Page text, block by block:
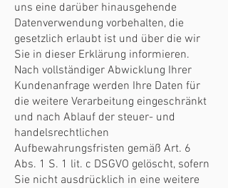
uns eine darüber hinausgehende
Datenverwendung vorbehalten, die
gesetzlich erlaubt ist und über die wir
Sie in dieser Erklärung informieren.
Nach vollständiger Abwicklung Ihrer
Kundenanfrage werden Ihre Daten für
die weitere Verarbeitung eingeschränkt
und nach Ablauf der steuer- und
handelsrechtlichen
Aufbewahrungsfristen gemäß Art. 6
Abs. 1 S. 1 lit. c DSGVO gelöscht, sofern
Sie nicht ausdrücklich in eine weitere